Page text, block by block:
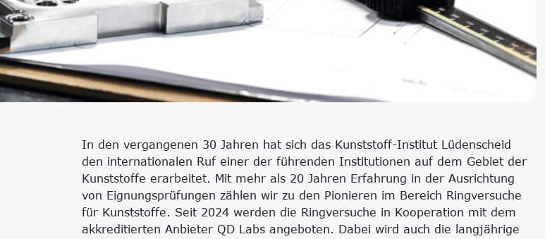
In den vergangenen 30 Jahren hat sich das Kunststoff-Institut Lüdenscheid
den internationalen Ruf einer der führenden Institutionen auf dem Gebiet der
Kunststoffe erarbeitet. Mit mehr als 20 Jahren Erfahrung in der Ausrichtung
von Eignungsprüfungen zählen wir zu den Pionieren im Bereich Ringversuche
für Kunststoffe. Seit 2024 werden die Ringversuche in Kooperation mit dem
akkreditierten Anbieter QD Labs angeboten. Dabei wird auch die langjährige